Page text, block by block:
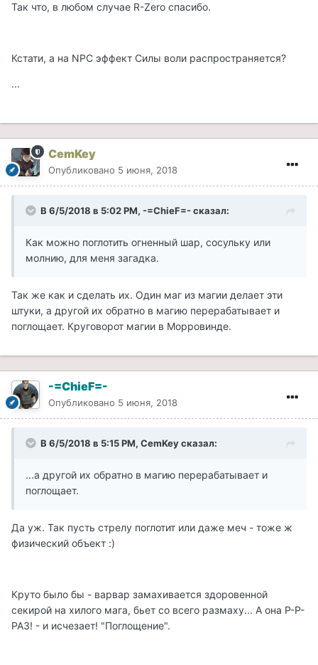
Так что, в любом случае R-Zero спасибо.
Кстати, а на NPC эффект Силы воли распространяется?
...
CemKey
Опубликовано 5 июня, 2018
В 6/5/2018 в 5:02 PM, -=ChieF=- сказал:
Как можно поглотить огненный шар, сосульку или
молнию, для меня загадка.
Так же как и сделать их. Один маг из магии делает эти
штуки, а другой их обратно в магию перерабатывает и
поглощает. Круговорот магии в Морровинде.
-=ChieF=-
Опубликовано 5 июня, 2018
В 6/5/2018 в 5:15 PM, CemKey сказал:
...а другой их обратно в магию перерабатывает и
поглощает.
Да уж. Так пусть стрелу поглотит или даже меч - тоже ж
физический объект :)
Круто было бы - варвар замахивается здоровенной
секирой на хилого мага, бьет со всего размаху... А она Р-Р-
РАЗ! - и исчезает! "Поглощение".